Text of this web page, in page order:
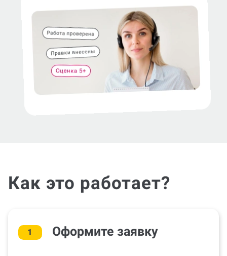
Как это работает?
1 Оформите заявку